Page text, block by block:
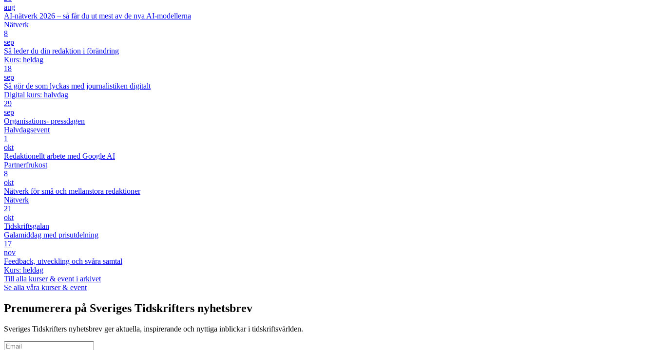
aug
AI-nätverk 2026 – så får du ut mest av de nya AI-modellerna
Nätverk
8
sep
Så leder du din redaktion i förändring
Kurs: heldag
18
sep
Så gör de som lyckas med journalistiken digitalt
Digital kurs: halvdag
29
sep
Organisations- pressdagen
Halvdagsevent
1
okt
Redaktionellt arbete med Google AI
Partnerfrukost
8
okt
Nätverk för små och mellanstora redaktioner
Nätverk
21
okt
Tidskriftsgalan
Galamiddag med prisutdelning
17
nov
Feedback, utveckling och svåra samtal
Kurs: heldag
Till alla kurser & event i arkivet
Se alla våra kurser & event
Prenumerera på Sveriges Tidskrifters nyhetsbrev
Sveriges Tidskrifters nyhetsbrev ger aktuella, inspirerande och nyttiga inblickar i tidskriftsvärlden.